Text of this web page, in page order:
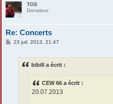
TOS
Donateur
Re: Concerts
M23 juil. 2013, 21:47
bibill a écrit :
CEW 66 a écrit :
20.07.2013